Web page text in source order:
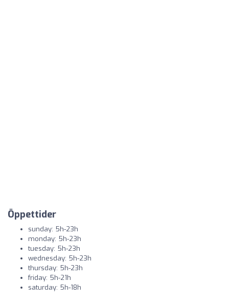
Öppettider
sunday: 5h-23h
monday: 5h-23h
tuesday: 5h-23h
wednesday: 5h-23h
thursday: 5h-23h
friday: 5h-21h
saturday: 5h-18h